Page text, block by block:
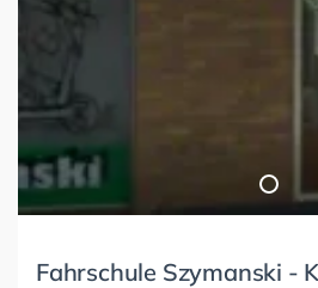
Fahrschule Szymanski -